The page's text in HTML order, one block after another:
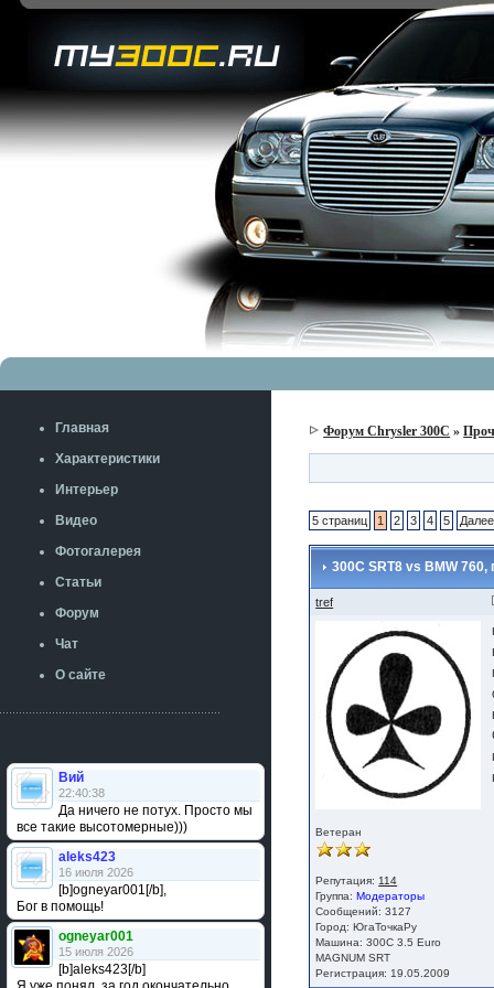
Главная
Характеристики
Интерьер
Видео
Фотогалерея
Статьи
Форум
Чат
О сайте
Вий
22:40:38
Да ничего не потух. Просто мы
все такие высотомерные)))
aleks423
16 июля 2026
[b]ogneyar001[/b],
Бог в помощь!
ogneyar001
15 июля 2026
[b]aleks423[/b]
Форум Chrysler 300C »
5 страниц 1 2 3 4 5 Далее
300C SRT8 vs BMW 760,
tref
Ветеран
Репутация: 114
Группа:Модераторы
Сообщений: 3127
Город: ЮгаТочкаРу
Машина: 300С 3.5 Euro
MAGNUM SRT
Регистрация: 19.05.2009